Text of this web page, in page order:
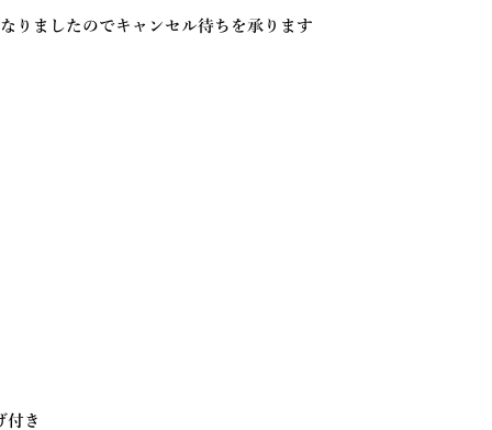
ましたのでキャンセル待ちを承ります
付き